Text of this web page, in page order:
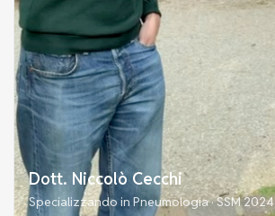
Dott. Niccolò Cecchi
Specializzando in Pneumologia · SSM 2024